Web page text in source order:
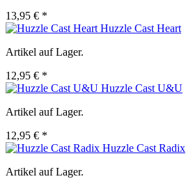
13,95 € *
Huzzle Cast Heart
Artikel auf Lager.
12,95 € *
Huzzle Cast U&U
Artikel auf Lager.
12,95 € *
Huzzle Cast Radix
Artikel auf Lager.